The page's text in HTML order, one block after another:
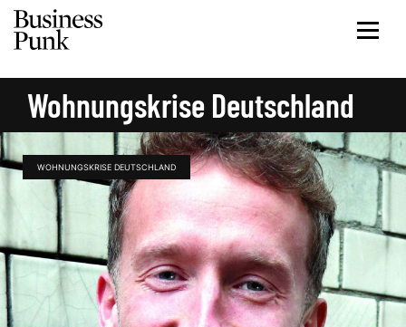
Wohnungskrise Deutschland
WOHNUNGSKRISE DEUTSCHLAND